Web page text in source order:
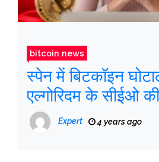
bitcoin news
स्पेन में बिटकॉइन
एल्गोरिदम के सीईओ की
खारिज कर दिया
Expert 4 years ago